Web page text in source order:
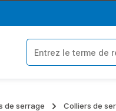
de serrage Colliers de